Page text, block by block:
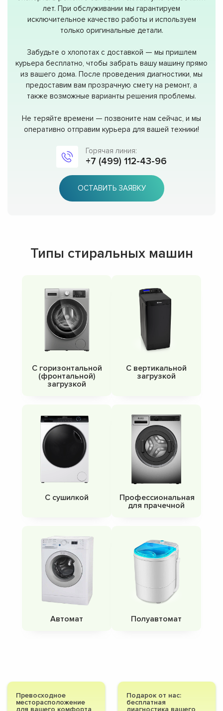
лет. При обслуживании мы гарантируем
исключительное качество работы и используем
только оригинальные детали.
Забудьте о хлопотах с доставкой — мы пришлем
курьера бесплатно, чтобы забрать вашу машину прямо
из вашего дома. После проведения диагностики, мы
предоставим вам прозрачную смету на ремонт, а
также возможные варианты решения проблемы.
Не теряйте времени — позвоните нам сейчас, и мы
оперативно отправим курьера для вашей техники!
Горячая линия:
+7 (499) 112-43-96
ОСТАВИТЬ ЗАЯВКУ
Типы стиральных машин
С горизонтальной
(фронтальной)
загрузкой
С вертикальной
загрузкой
С сушилкой
Профессиональная
для прачечной
Автомат Полуавтомат
Превосходное
месторасположение
Подарок от нас:
бесплатная